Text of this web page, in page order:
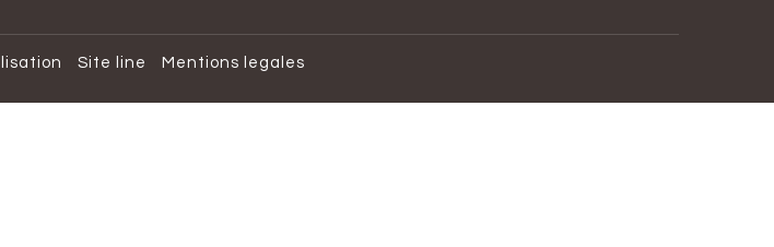
Site line Mentions legales